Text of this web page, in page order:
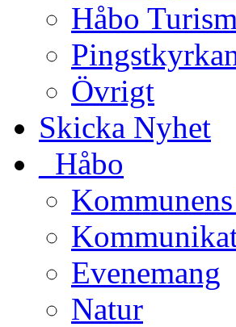
Håbo Turism
Övrigt
Skicka Nyhet
_Håbo
Evenemang
Natur